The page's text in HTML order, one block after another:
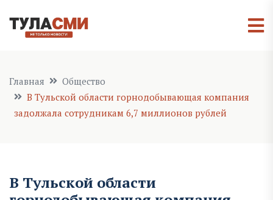
Главная
Общество
В Тульской области горнодобывающая компания
задолжала сотрудникам 6,7 миллионов рублей
В Тульской области